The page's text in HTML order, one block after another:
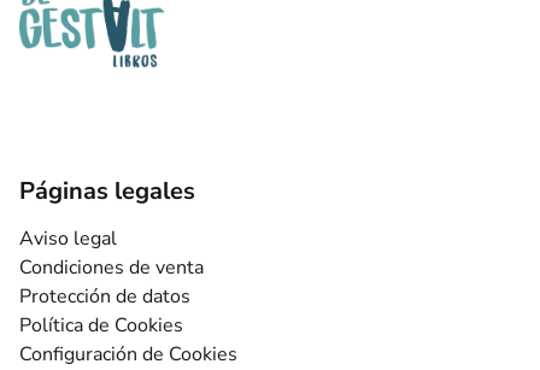
Páginas legales
Aviso legal
Condiciones de venta
Protección de datos
Política de Cookies
Configuración de Cookies